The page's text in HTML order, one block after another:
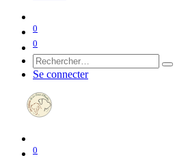
0
0
Se connecter
0